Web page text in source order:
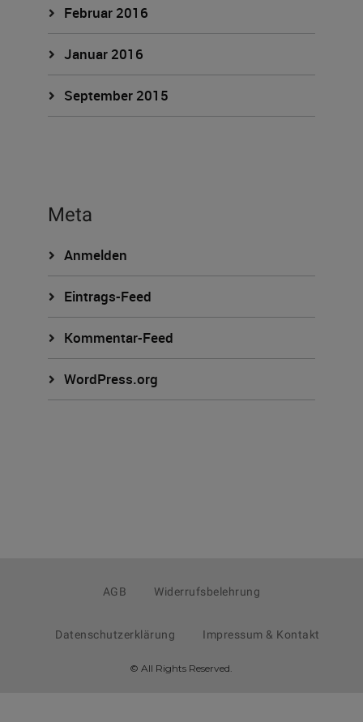
Februar 2016
Januar 2016
September 2015
Meta
Anmelden
Eintrags-Feed
Kommentar-Feed
WordPress.org
AGB Widerrufsbelehrung
Datenschutzerklärung Impressum & Kontakt
© All Rights Reserved.